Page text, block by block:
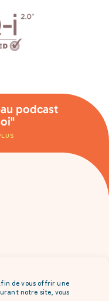
de vous offrir une
notre site, vous
podcast